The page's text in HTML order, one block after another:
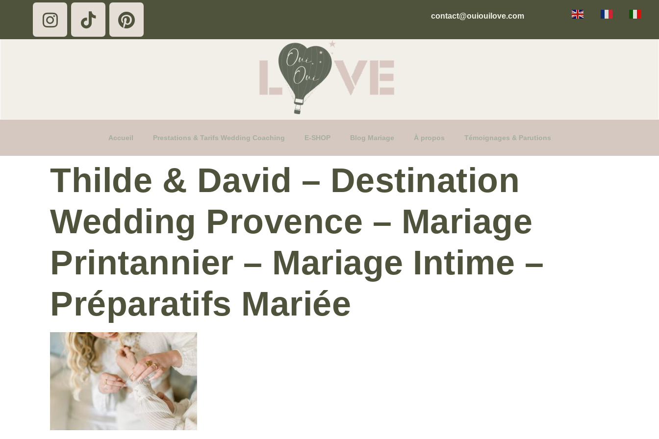
contact@ouiouilove.com
Accueil Prestations & Tarifs Wedding Coaching E-SHOP Blog Mariage À propos Témoignages & Parutions
Thilde & David – Destination
Wedding Provence – Mariage
Printannier – Mariage Intime –
Préparatifs Mariée